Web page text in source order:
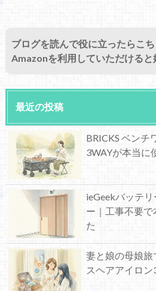
ブログを読んで役に立ったらこ
Amazonを利用していただけると
最近の投稿
BRICKS ベンチ
3WAYが本当に
ieGeekバッテ
ー｜工事不要
た
妻と娘の母娘旅
スヘアアイロ